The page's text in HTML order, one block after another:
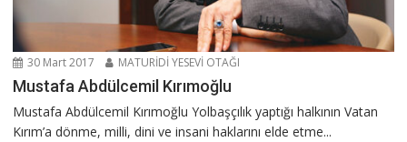
30 Mart 2017 MATURİDİ YESEVİ OTAĞI
Mustafa Abdülcemil Kırımoğlu
Mustafa Abdülcemil Kırımoğlu Yolbaşçılık yaptığı halkının Vatan
Kırım’a dönme, milli, dini ve insani haklarını elde etme...